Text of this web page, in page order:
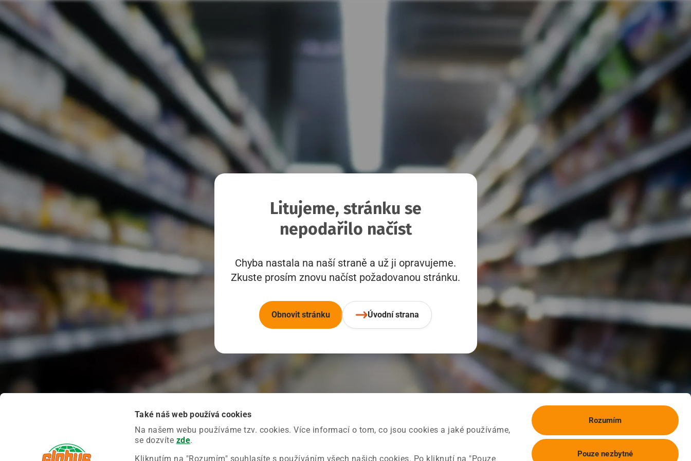
Také náš web používá cookies
Na našem webu používáme tzv. cookies. Více informací o tom, co jsou cookies a jaké používáme,
se dozvíte zde.
Kliknutím na "Rozumím" souhlasíte s používáním všech našich cookies. Po kliknutí na "Pouze
Rozumím
Pouze nezbytné
Litujeme, stránku se
nepodařilo načíst
Chyba nastala na naší straně a už ji opravujeme.
Zkuste prosím znovu načíst požadovanou stránku.
Obnovit stránku Úvodní strana